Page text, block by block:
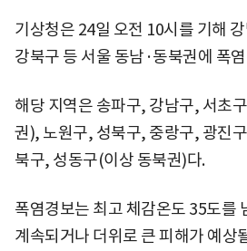
기상청은 24일 오전 10시를 기해
강북구 등 서울 동남·동북권에 폭
해당 지역은 송파구, 강남구, 서초
권), 노원구, 성북구, 중랑구, 광진
북구, 성동구(이상 동북권)다.
폭염경보는 최고 체감온도 35도를
계속되거나 더위로 큰 피해가 예상